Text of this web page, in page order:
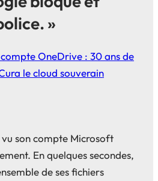
»
OneDrive : 30 ans de
le cloud souverain
son compte Microsoft
En quelques secondes,
de ses fichiers